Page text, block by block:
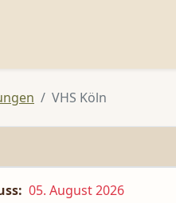
VHS Köln
05. August 2026